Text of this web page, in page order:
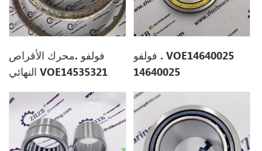
فولفو .محرك الأقراص
النهائي VOE14535321
فولفو . VOE14640025
14640025